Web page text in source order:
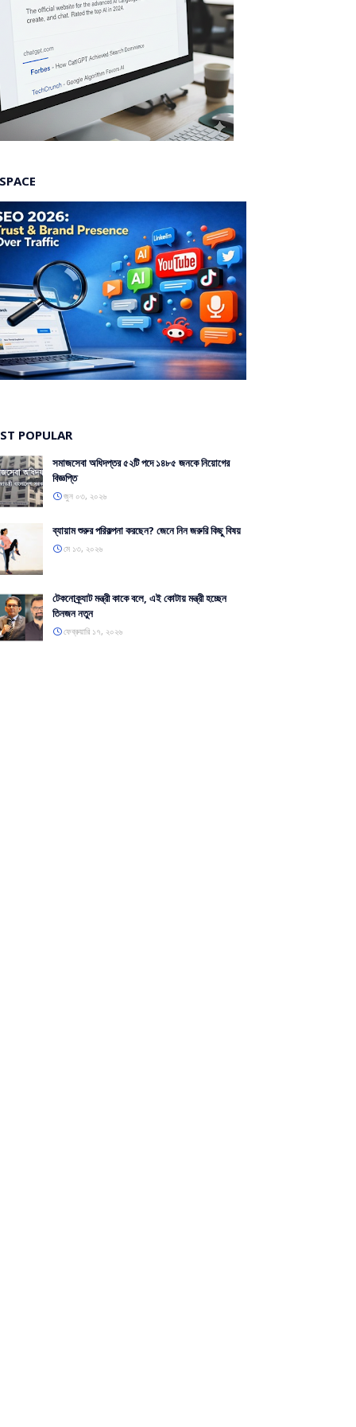
POPULAR
সমাজসেবা অধিদপ্তর ৫২টি পদে ১৪৮৫ জনকে নিয়োগের
বিজ্ঞপ্তি
জুন ০৩, ২০২৬
ব্যায়াম শুরুর পরিকল্পনা করছেন? জেনে নিন জরুরি কিছু বিষয়
মে ১৩, ২০২৬
টেকনোক্র্যাট মন্ত্রী কাকে বলে, এই কোটায় মন্ত্রী হচ্ছেন
তিনজন নতুন
ফেব্রুয়ারি ১৭, ২০২৬